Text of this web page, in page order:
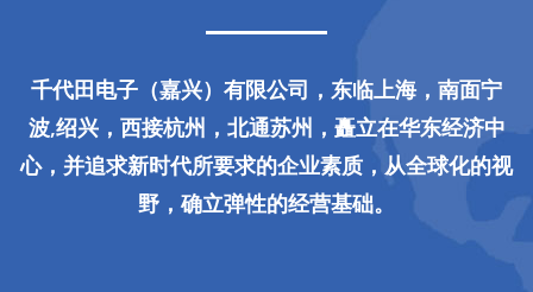
千代田电子（嘉兴）有限公司，东临上海，南面宁
波,绍兴，西接杭州，北通苏州，矗立在华东经济中
心，并追求新时代所要求的企业素质，从全球化的视
野，确立弹性的经营基础。